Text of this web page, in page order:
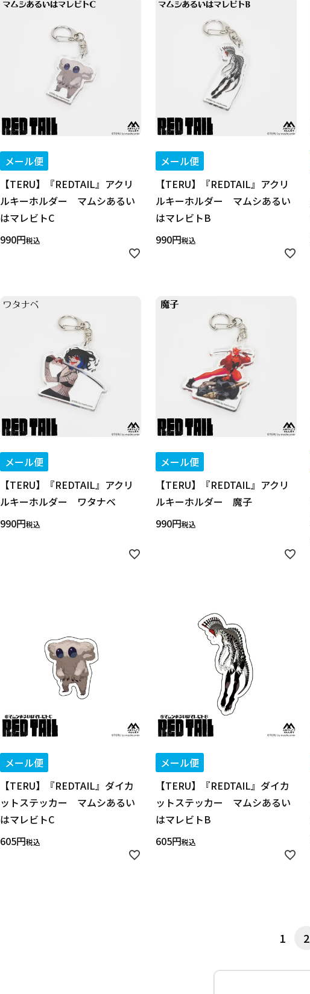
メール便
【TERU】『REDTAIL』アクリ
ルキーホルダー マムシあるい
はマレビトC
990
税込
メール便
【TERU】『REDTAIL』アクリ
ルキーホルダー マムシあるい
はマレビトB
990
税込
メール便
【TERU】『REDTAIL』アクリ
ルキーホルダー ワタナベ
990
税込
メール便
【TERU】『REDTAIL』アクリ
ルキーホルダー 魔子
990
税込
メール便
【TERU】『REDTAIL』ダイカ
ットステッカー マムシあるい
はマレビトC
605
税込
メール便
【TERU】『REDTAIL』ダイカ
ットステッカー マムシあるい
はマレビトB
605
税込
1 2
予約販売